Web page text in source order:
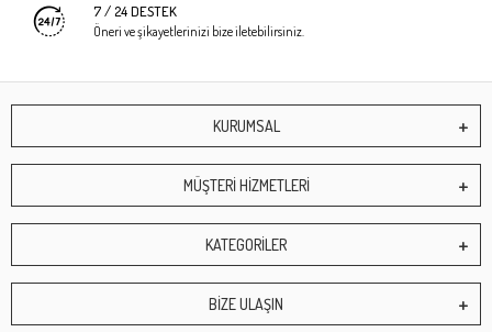
7 / 24 DESTEK
Öneri ve şikayetlerinizi bize iletebilirsiniz.
KURUMSAL
MÜŞTERİ HİZMETLERİ
KATEGORİLER
BİZE ULAŞIN